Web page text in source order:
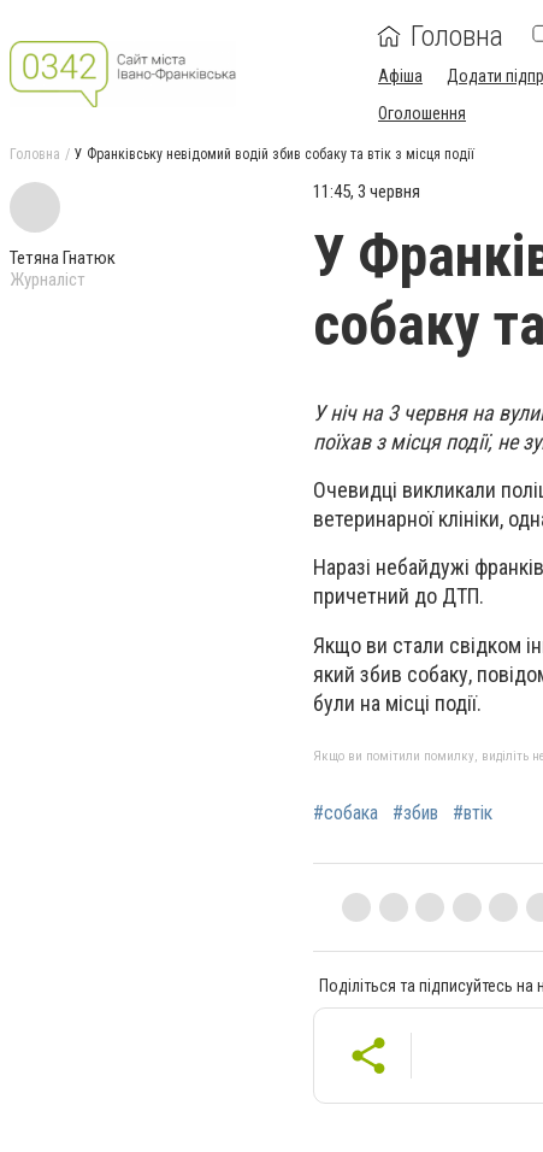
Головна
Афіша Додати
Оголошення
Головна У Франківську невідомий водій збив собаку та втік з місця події
Тетяна Гнатюк
Журналіст
11:45, 3 червня
У
собаку
У ніч на 3 червня на
поїхав з місця події, не
Очевидці викликали
ветеринарної клініки,
Наразі небайдужі
причетний до ДТП.
Якщо ви стали свідком
який збив собаку,
були на місці події.
Якщо ви помітили помилку, виділіть
#собака #збив #втік
Поділіться та підписуйтесь